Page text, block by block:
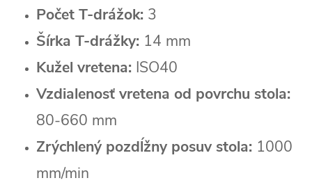
Počet T-drážok: 3
Šírka T-drážky: 14 mm
Kužel vretena: ISO40
Vzdialenosť vretena od povrchu stola:
80-660 mm
Zrýchlený pozdĺžny posuv stola: 1000
mm/min